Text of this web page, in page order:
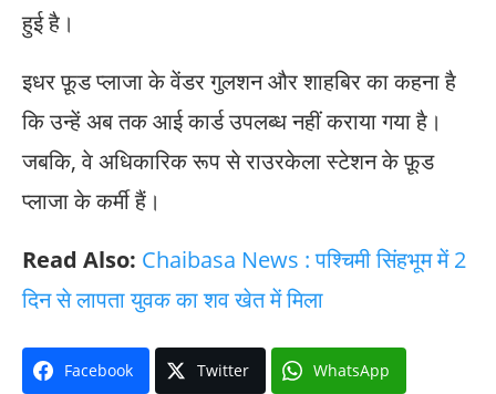
हुई है।
इधर फ़ूड प्लाजा के वेंडर गुलशन और शाहबिर का कहना है
कि उन्हें अब तक आई कार्ड उपलब्ध नहीं कराया गया है।
जबकि, वे अधिकारिक रूप से राउरकेला स्टेशन के फ़ूड
प्लाजा के कर्मी हैं।
Read Also: Chaibasa News : पश्चिमी सिंहभूम में 2
दिन से लापता युवक का शव खेत में मिला
Facebook Twitter WhatsApp